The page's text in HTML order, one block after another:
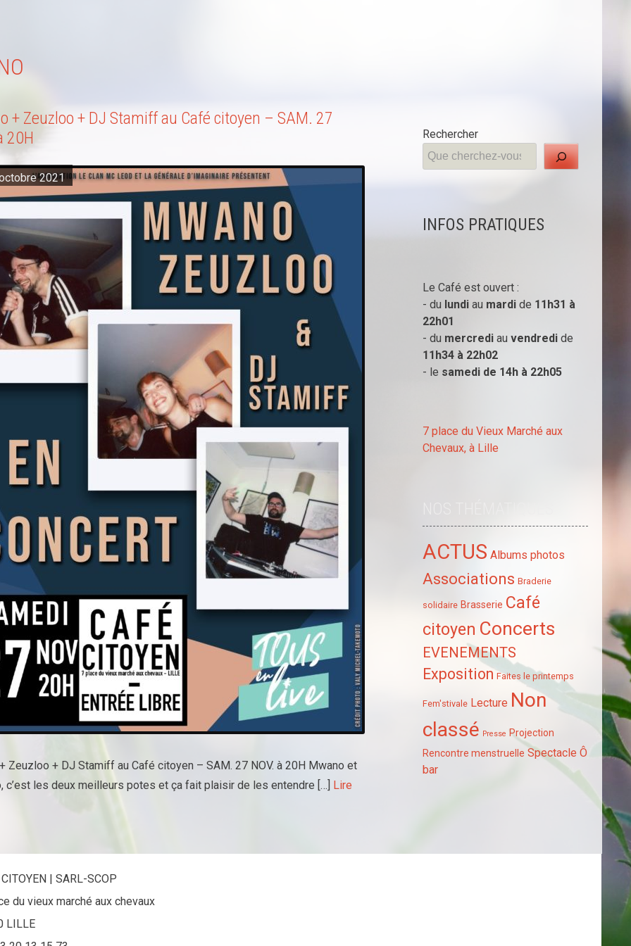
+ Zeuzloo + DJ Stamiff au Café citoyen – SAM. 27
20H
2021
Zeuzloo + DJ Stamiff au Café citoyen – SAM. 27 NOV. à 20H Mwano et
c’est les deux meilleurs potes et ça fait plaisir de les entendre […] Lire
Rechercher
INFOS PRATIQUES
Le Café est ouvert :
- du lundiau mardide 11h31 à
22h01
- du mercrediau vendredi de
11h34 à 22h02
- le samedi de 14h à 22h05
7 place du Vieux Marché aux
Chevaux, à Lille
ACTUS Albums photos
Associations Braderie
solidaire Brasserie Café
citoyen Concerts
EVENEMENTS
Exposition Faites le printemps
Fem'stivale Lecture Non
classé Presse Projection
Rencontre menstruelle Spectacle Ô
bar
| SARL-SCOP
du vieux marché aux chevaux
LILLE